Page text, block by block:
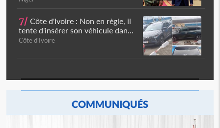
7/ Côte d'Ivoire : Non en règle, il
tente d'insérer son véhicule dan...
Côte d'Ivoire
COMMUNIQUÉS